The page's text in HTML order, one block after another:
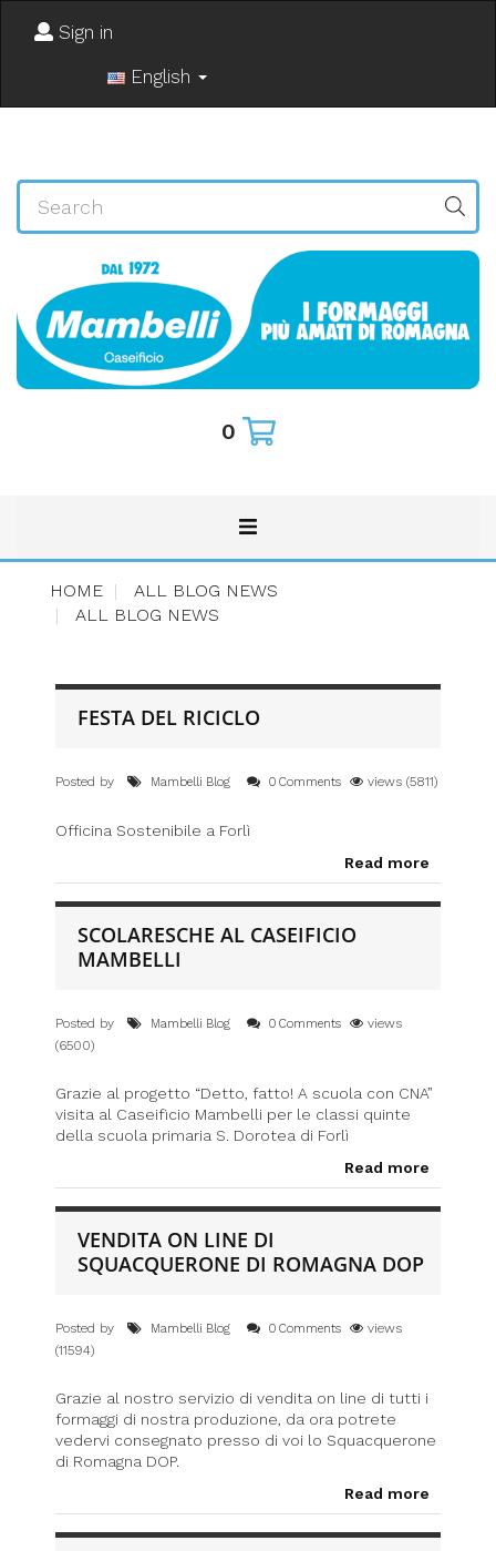
Sign in
English
0
HOME
ALL BLOG NEWS
ALL BLOG NEWS
FESTA DEL RICICLO
Posted by Mambelli Blog 0 Comments views (5811)
Officina Sostenibile a Forlì
Read more
SCOLARESCHE AL CASEIFICIO
MAMBELLI
Posted by Mambelli Blog 0 Comments
views
(6500)
Grazie al progetto “Detto, fatto! A scuola con CNA”
visita al Caseificio Mambelli per le classi quinte
della scuola primaria S. Dorotea di Forlì
Read more
VENDITA ON LINE DI
SQUACQUERONE DI ROMAGNA DOP
Posted by Mambelli Blog 0 Comments
views
(11594)
Grazie al nostro servizio di vendita on line di tutti i
formaggi di nostra produzione, da ora potrete
vedervi consegnato presso di voi lo Squacquerone
di Romagna DOP.
Read more